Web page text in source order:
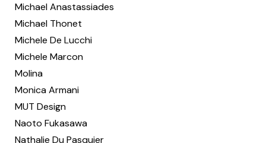
Michael Anastassiades
Michael Thonet
Michele De Lucchi
Michele Marcon
Molina
Monica Armani
MUT Design
Naoto Fukasawa
Nathalie Du Pasquier